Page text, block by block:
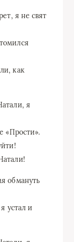
я не свят
как
я
«Прости».
обмануть
устал и